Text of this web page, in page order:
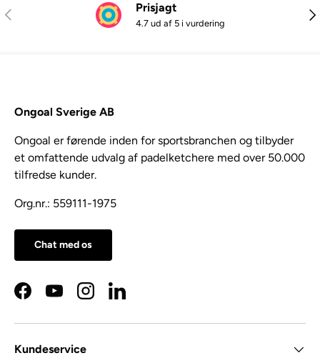
Tidligere Prisjagt
4.7 ud af 5 i vurdering
Ongoal Sverige AB
Ongoal er førende inden for sportsbranchen og tilbyder
et omfattende udvalg af padelketchere med over 50.000
tilfredse kunder.
Org.nr.: 559111-1975
Chat med os
FacebookYouTubeInstagramLinkedIn
Kundeservice